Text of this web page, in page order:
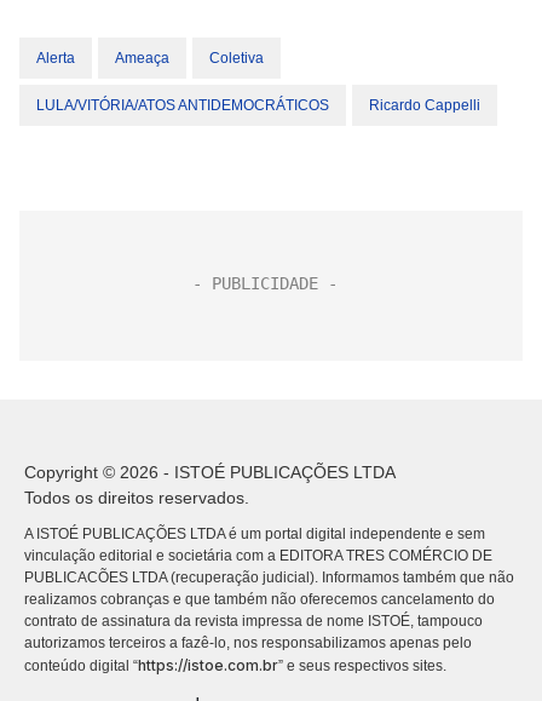
Alerta Ameaça Coletiva
LULA/VITÓRIA/ATOS ANTIDEMOCRÁTICOS Ricardo Cappelli
Copyright © 2026 - ISTOÉ PUBLICAÇÕES LTDA
Todos os direitos reservados.
A ISTOÉ PUBLICAÇÕES LTDA é um portal digital independente e sem
vinculação editorial e societária com a EDITORA TRES COMÉRCIO DE
PUBLICACÕES LTDA (recuperação judicial). Informamos também que não
realizamos cobranças e que também não oferecemos cancelamento do
contrato de assinatura da revista impressa de nome ISTOÉ, tampouco
autorizamos terceiros a fazê-lo, nos responsabilizamos apenas pelo
conteúdo digital “https://istoe.com.br” e seus respectivos sites.